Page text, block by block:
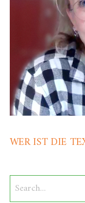
WER IST DIE